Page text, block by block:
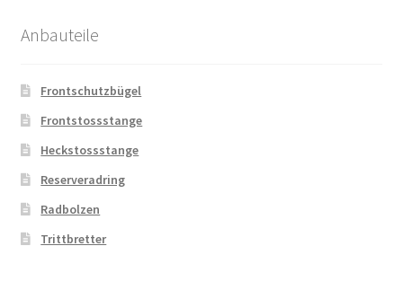
Anbauteile
Frontschutzbügel
Frontstossstange
Heckstossstange
Reserveradring
Radbolzen
Trittbretter